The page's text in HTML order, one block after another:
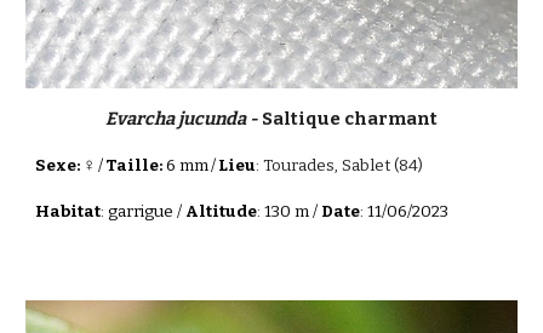
Evarcha jucunda - Saltique charmant
Sexe: ♀ /Taille:6 mm/Lieu:Tourades, Sablet (84)
Habitat: garrigue / Altitude: 130 m / Date: 11/06/2023